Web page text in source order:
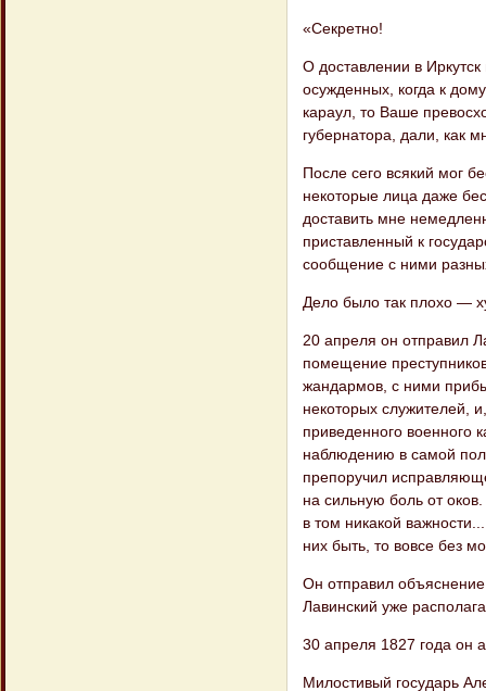
«Секретно!
О доставлении в
осужденных, когда к
караул, то Ваше
губернатора, дали, как
После сего всякий мог
некоторые лица даже
доставить мне
приставленный к
сообщение с ними
Дело было так плохо —
20 апреля он отправил
помещение
жандармов, с ними
некоторых служителей,
приведенного военно​го
наблюдению в самой
препоручил
на сильную боль от
в том ника​кой
них быть, то вовсе без
Он отправил
Лавинский уже
30 апреля 1827 года он
Милостивый государь